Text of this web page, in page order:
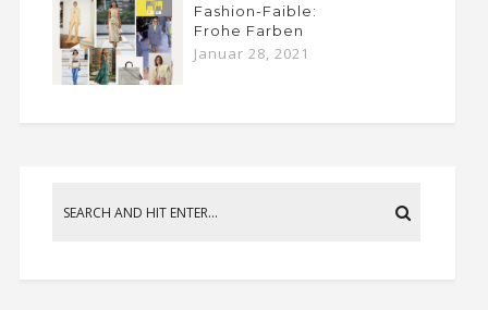
Fashion-Faible:
Frohe Farben
Januar 28, 2021